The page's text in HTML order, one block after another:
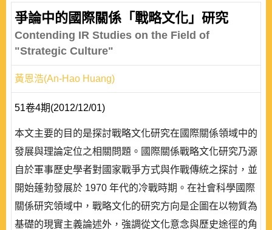
爭論中的國際關係「戰略文化」研究
Contending IR Studies on the Field of
"Strategic Culture"
黃恩浩(An-Hao Huang)
51卷4期(2012/12/01)
本文主要的目的是探討戰略文化研究在國際關係領域中的
發展與理論定位之相關問題。國際關係戰略文化研究乃源
自於軍事歷史學者對國家戰爭方式與作戰傳統之探討，並
開始蓬勃發展於 1970 年代的冷戰時期。在社會科學國際
關係研究領域中，戰略文化的研究方向是企圖在以物質為
基礎的現實主義論述外，強調從文化意念與歷史途徑的角